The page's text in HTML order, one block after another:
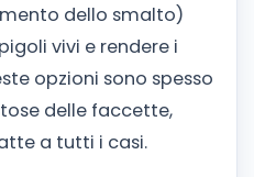
dello smalto)
vivi e rendere i
opzioni sono spesso
delle faccette,
a tutti i casi.